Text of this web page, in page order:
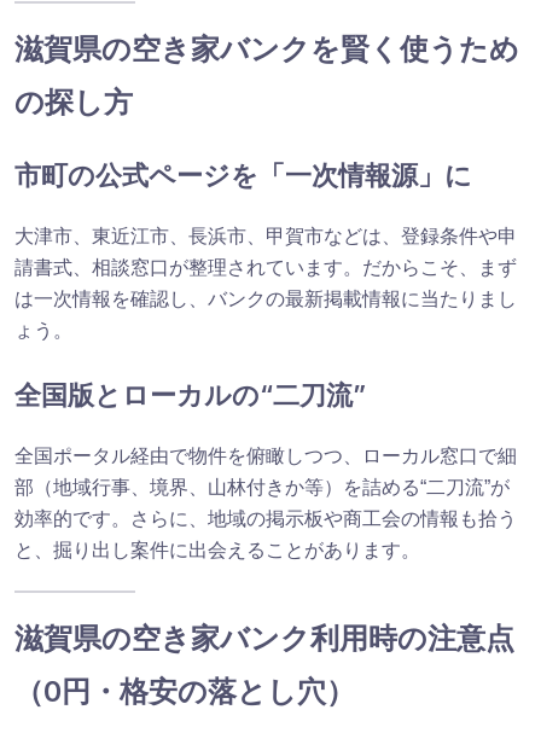
滋賀県の空き家バンクを賢く使うため
の探し方
市町の公式ページを「一次情報源」に
大津市、東近江市、長浜市、甲賀市などは、登録条件や申
請書式、相談窓口が整理されています。だからこそ、まず
は一次情報を確認し、バンクの最新掲載情報に当たりまし
ょう。
全国版とローカルの“二刀流”
全国ポータル経由で物件を俯瞰しつつ、ローカル窓口で細
部（地域行事、境界、山林付きか等）を詰める“二刀流”が
効率的です。さらに、地域の掲示板や商工会の情報も拾う
と、掘り出し案件に出会えることがあります。
滋賀県の空き家バンク利用時の注意点
（0円・格安の落とし穴）